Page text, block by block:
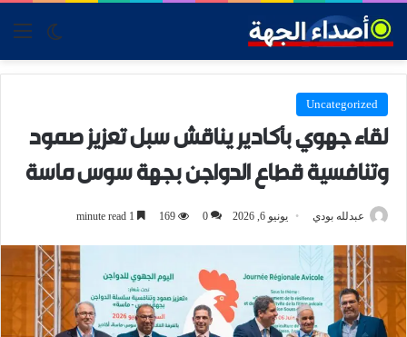
skin
Uncategorized
لقاء جهوي بأكادير يناقش سبل تعزيز صمود
وتنافسية قطاع الدواجن بجهة سوس ماسة
عبدلله بودي يونيو 6, 2026 0
169